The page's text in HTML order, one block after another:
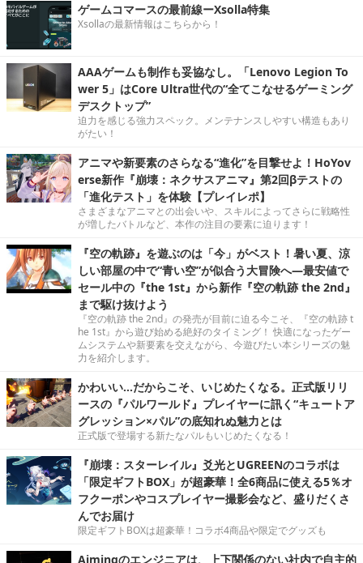
ゲームコマースの最前線ーXsolla特集
Xsollaの最新情報はこちらから！
AAAゲームも制作も妥協なし。「Lenovo Legion To
wer 5」はCore Ultra世代の“全てこなせるゲーミング
デスクトップ”
迫力を感じる強力スペック。メンテナンスしやすい構造もあり
がたい！
アニマや新要素のさらなる“進化”を目撃せよ！HoYov
erse新作『崩壊：ネクサスアニマ』第2回βテストの
「進化テスト」を体験【プレイレポ】
さまざまなアニマとの出会いや、スキルによってさらに戦略性
が増したバトルなど、本作の注目の要素に迫ります！
『空の軌跡』を遊ぶのは「今」がベスト！暑い夏、涼
しい部屋の中で“青い空”が似合う大冒険へ―最安値で
セール中の『the 1st』から新作『空の軌跡 the 2nd』
まで駆け抜けよう
『空の軌跡 the 2nd』の発売が目前に迫る今こそ、『空の軌跡 t
he 1st』から遊び始める絶好のタイミング！ 快適になったゲー
ムシステムや新要素を交えながら、今遊びたい本シリーズの魅
力を紹介します。
かわいい…だからこそ、いじめたくなる。正式版リリ
ースの『パルワールド』プレイヤーに訊く“キュートア
グレッション×パル”の底知れぬ魅力とは
正式版で登場する新たなパルもいじめたくなる！
『崩壊：スターレイル』爻光とUGREENのコラボは
「限定ギフトBOX」が超豪華！全6商品に使える5％オ
フクーポンやコスプレイヤー撮影会など、盛りだくさ
んでお届け
限定ギフトBOXは超豪華！コラボ4商品や限定でグッズも
Aimingのエンジニアは、上下関係のない社内で自主的